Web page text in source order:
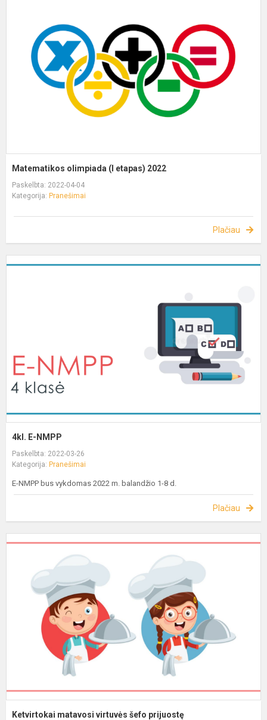
Matematikos olimpiada (I etapas) 2022
Paskelbta: 2022-04-04
Kategorija: Pranešimai
Plačiau
4kl. E-NMPP
Paskelbta: 2022-03-26
Kategorija: Pranešimai
E-NMPP bus vykdomas 2022 m. balandžio 1-8 d.
Plačiau
Ketvirtokai matavosi virtuvės šefo prijuostę